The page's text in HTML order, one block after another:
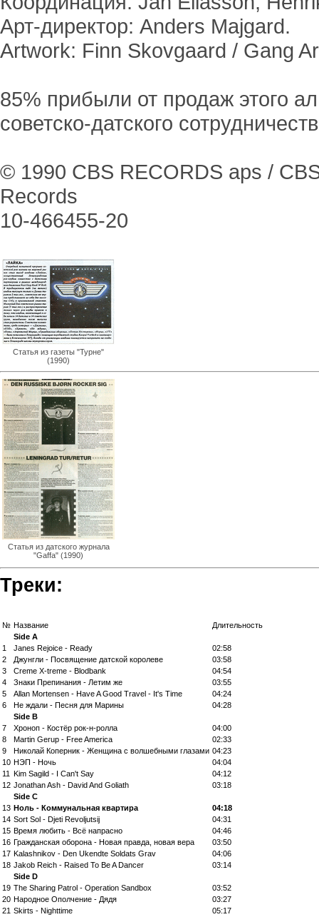
Арт-директор: Anders Majgard.
Artwork: Finn Skovgaard / Gang
85% прибыли от продаж этого
советско-датского
© 1990 CBS RECORDS aps /
Records
10-466455-20
Статья из газеты "Турне"
(1990)
Статья из датского журнала
"Gaffa" (1990)
Треки:
№ Название
Длительность
Side A
1
Janes Rejoice - Ready
02:58
2
Джунгли - Посвящение датской королеве
03:58
3
Creme X-treme - Blodbank
04:54
4
Знаки Препинания - Летим же
03:55
5
Allan Mortensen - Have A Good Travel - It's Time
04:24
6
Не ждали - Песня для Марины
04:28
Side B
7
Хроноп - Костёр рок-н-ролла
04:00
8
Martin Gerup - Free America
02:33
9
Николай Коперник - Женщина с волшебными глазами 04:23
10 НЭП - Ночь
04:04
11 Kim Sagild - I Can't Say
04:12
12 Jonathan Ash - David And Goliath
03:18
Side C
13 Ноль - Коммунальная квартира
04:18
14 Sort Sol - Djeti Revoljutsij
04:31
15 Время любить - Всё напрасно
04:46
16 Гражданская оборона - Новая правда, новая вера
03:50
17 Kalashnikov - Den Ukendte Soldats Grav
04:06
18 Jakob Reich - Raised To Be A Dancer
03:14
Side D
19 The Sharing Patrol - Operation Sandbox
03:52
20 Народное Ополчение - Дядя
03:27
21 Skirts - Nighttime
05:17